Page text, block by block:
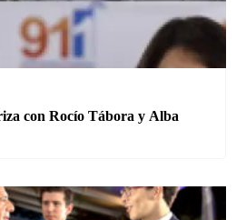
con Rocío Tábora y Alba